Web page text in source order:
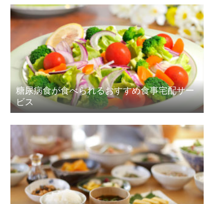
糖尿病食が食べられるおすすめ食事宅配サー
ビス